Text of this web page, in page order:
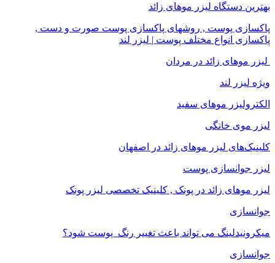
بهترین دستگاه لیزر موهای زائد
پاکسازی پوست , روشهای پاکسازی پوست صورت و دست ,
پاکسازی انواع مختلف پوست | لیزر لند
لیزر موهای زائد در مردان
ویژه لیزر لند
الکترولیزر موهای سفید
لیزر موی خانگی
کلینیک‌های لیزر موهای زائد در اصفهان
لیزر جوانسازی پوست
لیزر موهای زائد در پونک , کلینیک تخصصی لیزر پونک
جوانسازی
میکرونیدلینگ می تواند باعث تغییر رنگ ‍ پوست شود؟
جوانسازی